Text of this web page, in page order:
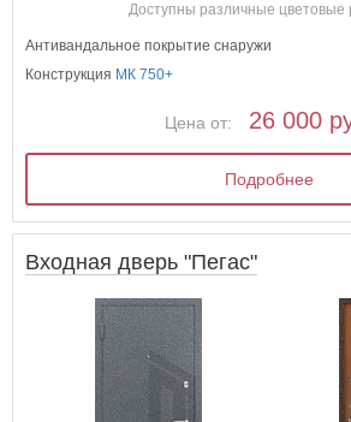
Доступны различные цветовые
Антивандальное покрытие снаружи
Конструкция МК 750+
Цена от: 26 000
Подробнее
Входная дверь "Пегас"